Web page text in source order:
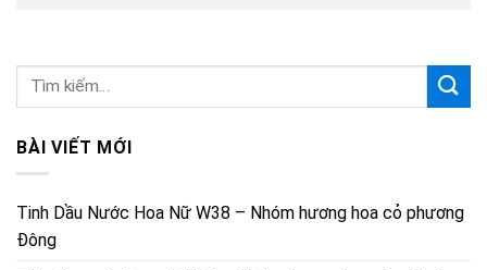
BÀI VIẾT MỚI
Tinh Dầu Nước Hoa Nữ W38 – Nhóm hương hoa cỏ phương
Đông